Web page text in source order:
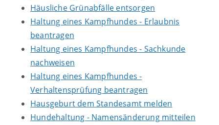
Häusliche Grünabfälle entsorgen
Haltung eines Kampfhundes - Erlaubnis
beantragen
Haltung eines Kampfhundes - Sachkunde
nachweisen
Haltung eines Kampfhundes -
Verhaltensprüfung beantragen
Hausgeburt dem Standesamt melden
Hundehaltung - Namensänderung mitteilen